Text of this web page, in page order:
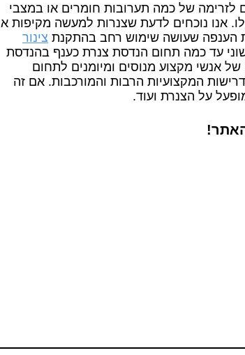
לזרימה של כמה תערובות חומרים או במצבי
אנו נוכחים לדעת שצנרות למעשה מקיפות
הענפה שעושה שימוש רחב בהתקנת צינור
עד כמה תחום הנדסת צנרת כענף בהנדסת
אנשי מקצוע מנוסים ומיומנים לתחום
המקצועיות הרבות והמורכבות. אם זה
על הצנרת ועוד.